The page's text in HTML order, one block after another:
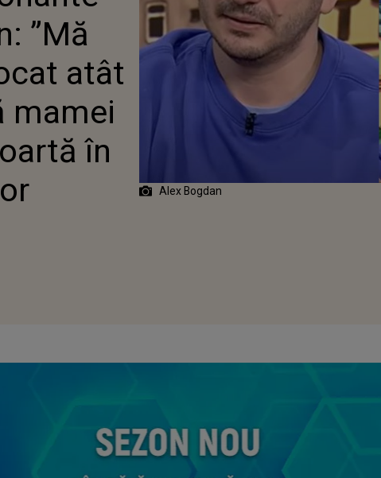
MAMEI
REGRET POARTĂ ÎN
ACTOR
”Mă
atât
mamei
în
Alex Bogdan